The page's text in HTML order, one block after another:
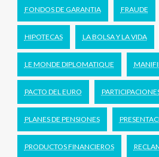
FONDOS DE GARANTIA FRAUDE
HIPOTECAS LA BOLSA Y LA VIDA
LE MONDE DIPLOMATIQUE
PACTO DEL EURO
PLANES DE PENSIONES
PRODUCTOS FINANCIEROS